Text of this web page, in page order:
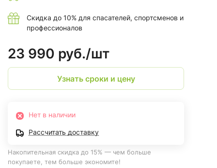
Скидка до 10% для спасателей, спортсменов и
профессионалов
23 990 руб./шт
Узнать сроки и цену
Нет в наличии
Рассчитать доставку
Накопительная скидка до 15% — чем больше
покупаете, тем больше экономите!